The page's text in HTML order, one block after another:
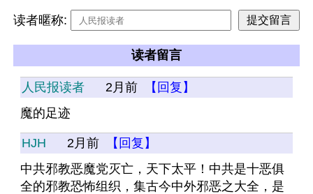
读者暱称:
读者留言
人民报读者 2月前
【回复】
魔的足迹
HJH 2月前
【回复】
中共邪教恶魔党灭亡，天下太平！中共是十恶俱
全的邪教恐怖组织，集古今中外邪恶之大全，是